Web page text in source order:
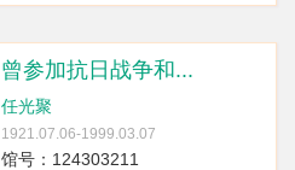
曾参加抗日战争和...
任光聚
1921.07.06-1999.03.07
馆号：124303211